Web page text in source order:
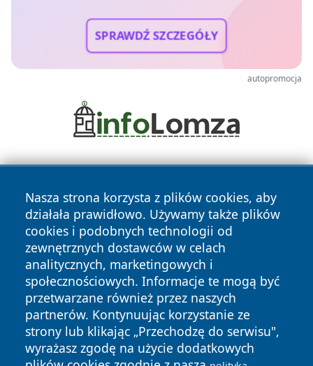
SPRAWDŹ SZCZEGÓŁY
autopromocja
Nasza strona korzysta z plików cookies, aby
działała prawidłowo. Używamy także plików
cookies i podobnych technologii od
zewnętrznych dostawców w celach
analitycznych, marketingowych i
społecznościowych. Informacje te mogą być
przetwarzane również przez naszych
partnerów. Kontynuując korzystanie ze
strony lub klikając „Przechodzę do serwisu",
wyrażasz zgodę na użycie dodatkowych
Copyright © 2026 elblagonline.pl Wszystkie prawa
zastrzeżone.
News Autorzy
Polityka
Prywatności
Polityka
Cookies